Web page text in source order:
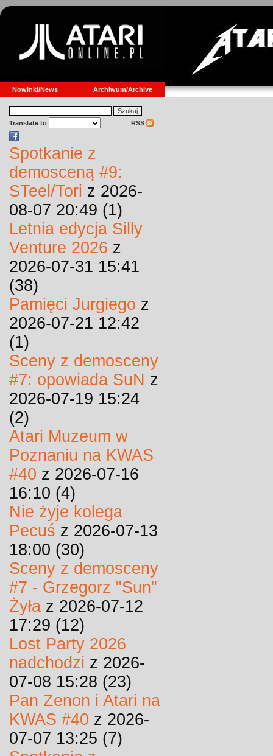
Nowinki/News Archiwum/Archive
Translate to RSS
Spotkanie z
demosceną #9:
STeel/Tori z 2026-
08-07 20:49 (1)
Letnia edycja Silly
Venture 2026 z
2026-07-31 15:41
(38)
Pamięci Jurgiego z
2026-07-21 12:42
(1)
Sceny z demosceny
#7: opowiada SuN z
2026-07-19 15:24
(2)
Atari Muzeum w
Poznaniu na KWAS
#40 z 2026-07-16
16:10 (4)
Nie żyje kolega
Pecuś z 2026-07-13
18:00 (30)
Sceny z demosceny
#7 - Grzegorz "Sun"
Żyła z 2026-07-12
17:29 (12)
Lost Party 2026
nadchodzi z 2026-
07-08 15:28 (23)
Pan Zenon i Atari na
KWAS #40 z 2026-
07-07 13:25 (7)